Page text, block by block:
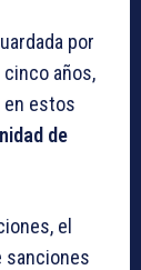
por
años,
en estos
de
el
sanciones